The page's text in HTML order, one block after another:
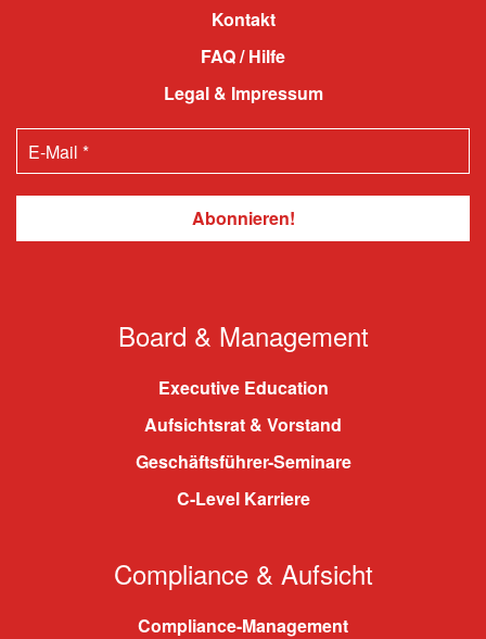
Kontakt
FAQ / Hilfe
Legal & Impressum
Board & Management
Executive Education
Aufsichtsrat & Vorstand
Geschäftsführer-Seminare
C-Level Karriere
Compliance & Aufsicht
Compliance-Management